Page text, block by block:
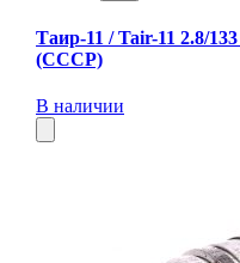
Таир-11 / Tair-11 2.8/
(СССР)
В наличии